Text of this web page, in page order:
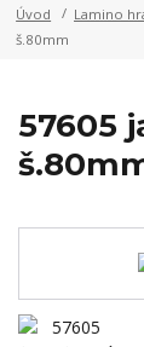
Úvod Lamino
š.80mm
57605